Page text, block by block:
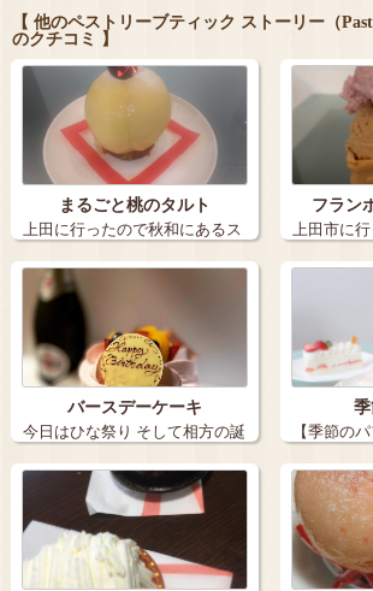
【 他のペストリーブティック ストーリー（
のクチコミ 】
まるごと桃のタルト
上田に行ったので秋和にあるス
トーリーさん…
フラン
上田市に
ーリーさ
バースデーケーキ
今日はひな祭り そして相方の誕
生日 …
【季節の
す。 …